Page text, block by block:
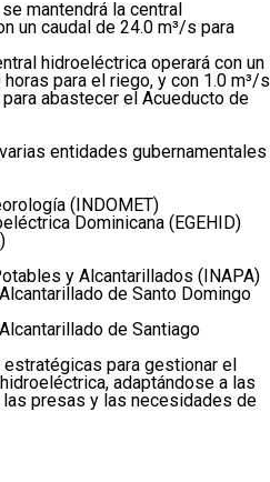
mantendrá la central
un caudal de 24.0 m³/s para
hidroeléctrica operará con un
para el riego, y con 1.0 m³/s
abastecer el Acueducto de
entidades gubernamentales
(INDOMET)
Dominicana (EGEHID)
y Alcantarillados (INAPA)
de Santo Domingo
de Santiago
para gestionar el
adaptándose a las
presas y las necesidades de